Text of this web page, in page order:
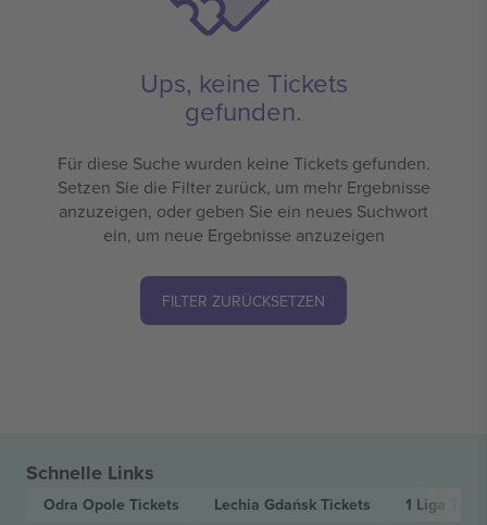
Ups, keine Tickets
gefunden.
Für diese Suche wurden keine Tickets gefunden.
Setzen Sie die Filter zurück, um mehr Ergebnisse
anzuzeigen, oder geben Sie ein neues Suchwort
ein, um neue Ergebnisse anzuzeigen
FILTER ZURÜCKSETZEN
Schnelle Links
Odra Opole Tickets Lechia Gdańsk Tickets 1 Liga